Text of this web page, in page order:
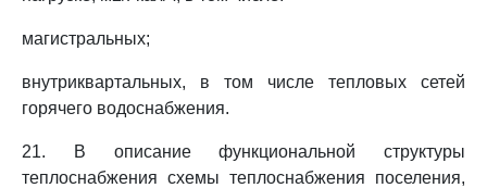
магистральных;
внутриквартальных, в том числе тепловых сетей
горячего водоснабжения.
21. В описание функциональной структуры
теплоснабжения схемы теплоснабжения поселения,